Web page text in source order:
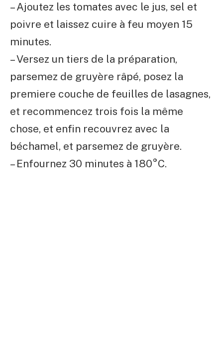
– Ajoutez les tomates avec le jus, sel et
poivre et laissez cuire à feu moyen 15
minutes.
– Versez un tiers de la préparation,
parsemez de gruyère râpé, posez la
premiere couche de feuilles de lasagnes,
et recommencez trois fois la même
chose, et enfin recouvrez avec la
béchamel, et parsemez de gruyère.
– Enfournez 30 minutes à 180°C.